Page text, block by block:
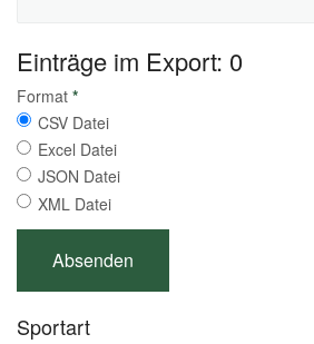
Einträge im Export: 0
Format *
CSV Datei
Excel Datei
JSON Datei
XML Datei
Sportart